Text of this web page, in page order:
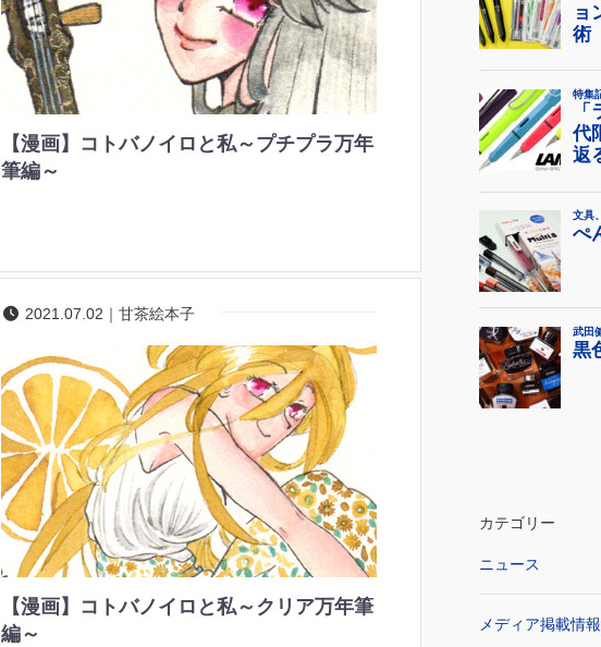
【漫画】コトバノイロと私～プチプラ万年
筆編～
2021.07.02｜甘茶絵本子
【漫画】コトバノイロと私～クリア万年筆
編～
カテゴリー
ニュース
メディア掲載情報